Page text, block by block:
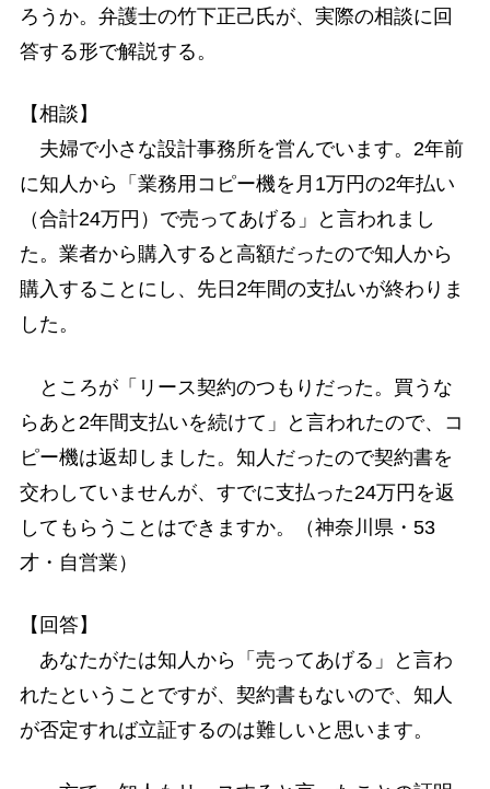
ろうか。弁護士の竹下正己氏が、実際の相談に回
答する形で解説する。
【相談】
夫婦で小さな設計事務所を営んでいます。2年前
に知人から「業務用コピー機を月1万円の2年払い
（合計24万円）で売ってあげる」と言われまし
た。業者から購入すると高額だったので知人から
購入することにし、先日2年間の支払いが終わりま
した。
ところが「リース契約のつもりだった。買うな
らあと2年間支払いを続けて」と言われたので、コ
ピー機は返却しました。知人だったので契約書を
交わしていませんが、すでに支払った24万円を返
してもらうことはできますか。（神奈川県・53
才・自営業）
【回答】
あなたがたは知人から「売ってあげる」と言わ
れたということですが、契約書もないので、知人
が否定すれば立証するのは難しいと思います。